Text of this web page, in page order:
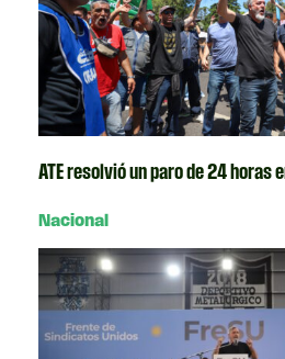
ATE resolvió un paro de 24 horas
Nacional